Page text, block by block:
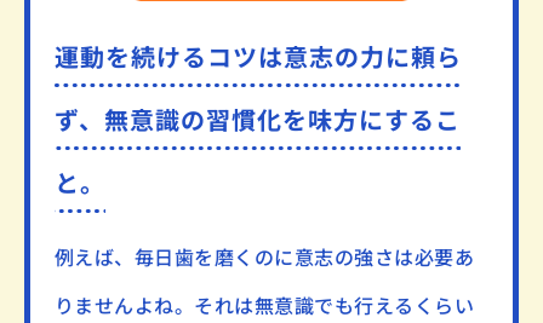
運動を続けるコツは意志の力に頼ら
ず、 無意識の習慣化を味方にするこ
と。
例えば、毎日歯を磨くのに意志の強さは必要あ
りませんよね。それは無意識でも行えるくらい